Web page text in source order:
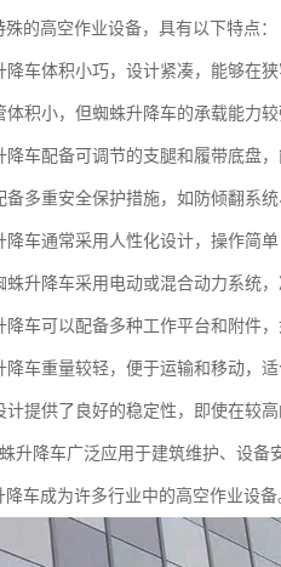
的高空作业设备，具有以下特点：
降车体积小巧，设计紧凑，能够在
积小，但蜘蛛升降车的承载能力
车配备可调节的支腿和履带底盘
多重安全保护措施，如防倾翻系
车通常采用人性化设计，操作简
升降车采用电动或混合动力系统
降车可以配备多种工作平台和附件
车重量较轻，便于运输和移动，
提供了良好的稳定性，即使在较
升降车广泛应用于建筑维护、设备
车成为许多行业中的高空作业设备